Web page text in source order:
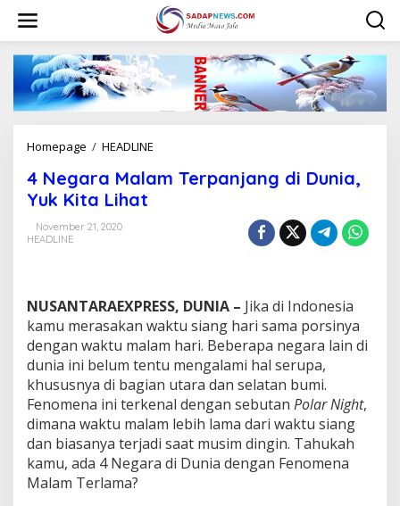
w
Homepage / HEADLINE
e
a
m
T
e
r
p
a
n
j
a
n
4 Negara Malam Terpanjang di Dunia,
Yuk Kita Lihat
November 21, 2020
HEADLINE
NUSANTARAEXPRESS, DUNIA – Jika di Indonesia
kamu merasakan waktu siang hari sama porsinya
dengan waktu malam hari. Beberapa negara lain di
dunia ini belum tentu mengalami hal serupa,
khususnya di bagian utara dan selatan bumi.
Fenomena ini terkenal dengan sebutan Polar Night,
dimana waktu malam lebih lama dari waktu siang
dan biasanya terjadi saat musim dingin. Tahukah
kamu, ada 4 Negara di Dunia dengan Fenomena
Malam Terlama?